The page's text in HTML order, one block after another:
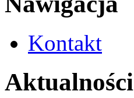
Kontakt
Aktualności